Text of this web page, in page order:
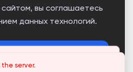
сайтом, вы соглашаетесь
данных технологий.
server.